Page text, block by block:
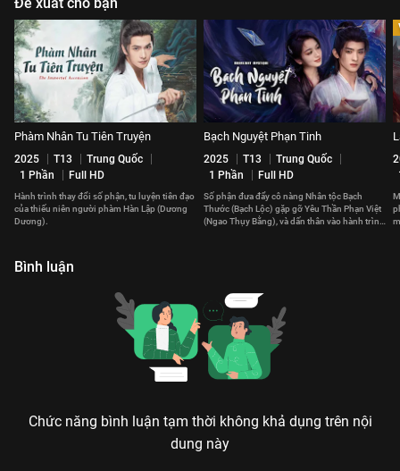
Phàm Nhân Tu Tiên Truyện
2025 T13
Trung Quốc
1 Phần
Full HD
Hành trình thay đổi số phận, tu luyện tiên đạo
của thiếu niên người phàm Hàn Lập (Dương
Dương).
Bạch Nguyệt Phạn Tinh
2025 T13
Trung Quốc
1 Phần
Full HD
Số phận đưa đẩy cô nàng Nhân tộc Bạch
Thước (Bạch Lộc) gặp gỡ Yêu Thần Phạn Việt
(Ngao Thụy Bằng), và dấn thân vào hành trình
Bình luận
Chức năng bình luận tạm thời không khả dụng trên nội
dung này